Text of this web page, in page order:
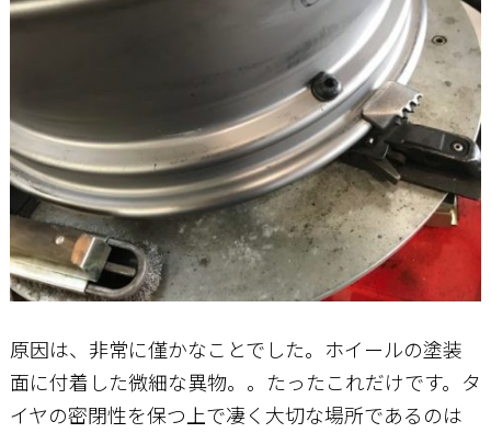
原因は、非常に僅かなことでした。ホイールの塗装
面に付着した微細な異物。。たったこれだけです。タ
イヤの密閉性を保つ上で凄く大切な場所であるのは